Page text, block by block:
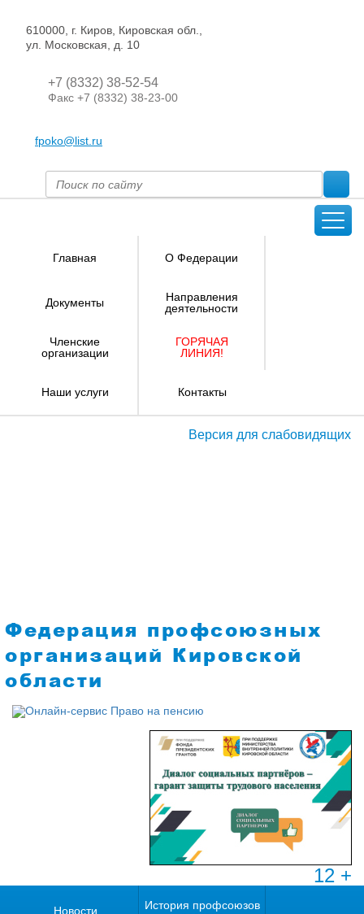
610000, г. Киров, Кировская обл.,
ул. Московская, д. 10
+7 (8332) 38-52-54
Факс +7 (8332) 38-23-00
fpoko@list.ru
Главная О Федерации
Документы
Направления
деятельности
Членские
организации
ГОРЯЧАЯ
ЛИНИЯ!
Наши услуги Контакты
Версия для слабовидящих
Федерация профсоюзных
организаций Кировской
области
12 +
Новости
История профсоюзов